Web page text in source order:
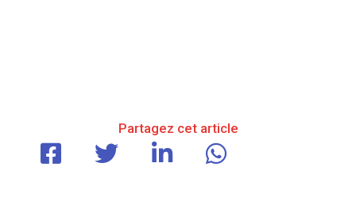
Partagez cet article